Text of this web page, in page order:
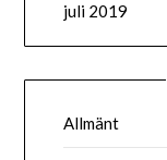
juli 2019
Allmänt